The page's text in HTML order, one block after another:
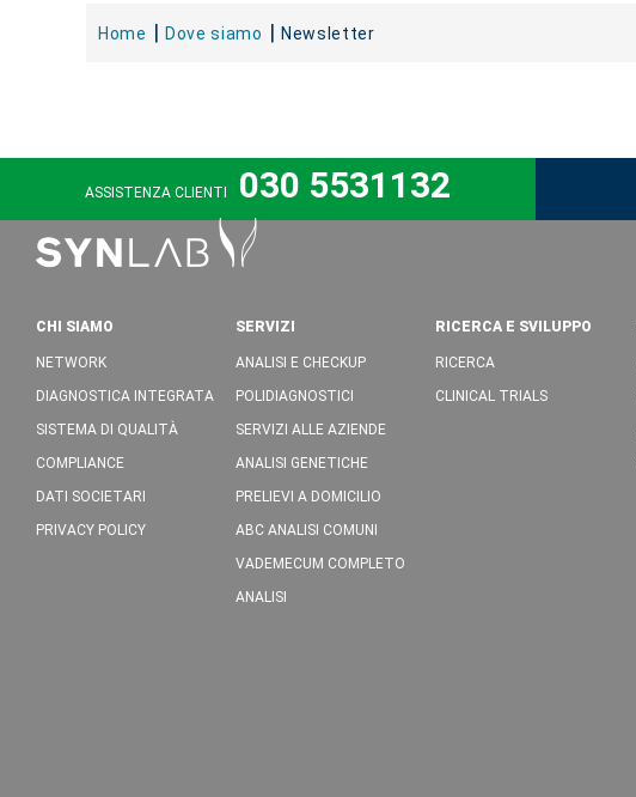
Home Dove siamo Newsletter
ASSISTENZA CLIENTI 030 5531132
CHI SIAMO
NETWORK
DIAGNOSTICA INTEGRATA
SISTEMA DI QUALITÀ
COMPLIANCE
DATI SOCIETARI
PRIVACY POLICY
SERVIZI
ANALISI E CHECKUP
POLIDIAGNOSTICI
SERVIZI ALLE AZIENDE
ANALISI GENETICHE
PRELIEVI A DOMICILIO
ABC ANALISI COMUNI
VADEMECUM COMPLETO
ANALISI
RICERCA E SVILUPPO
RICERCA
CLINICAL TRIALS